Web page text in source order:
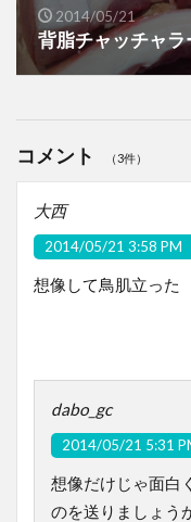
2014/05/21
背脂チャッチャ
コメント （3件）
大西
2014/05/21 3:58 PM
想像して鳥肌立った
dabo_gc
2014/05/21 5:31
想像だけじゃ面白
のを送りましょう